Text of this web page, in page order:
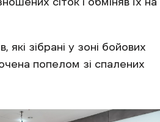
які зібрані у зоні бойових
попелом зі спалених